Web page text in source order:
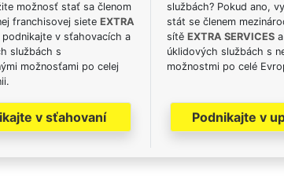
možnosť stať sa členom
franchisovej siete EXTRA
v sťahovacích a
službách s
možnosťami po celej
v sťahovaní
službách? Pokud ano,
stát se členem
sítě EXTRA SERVICESa
úklidových službách s
možnostmi po celé
Podnikajte v